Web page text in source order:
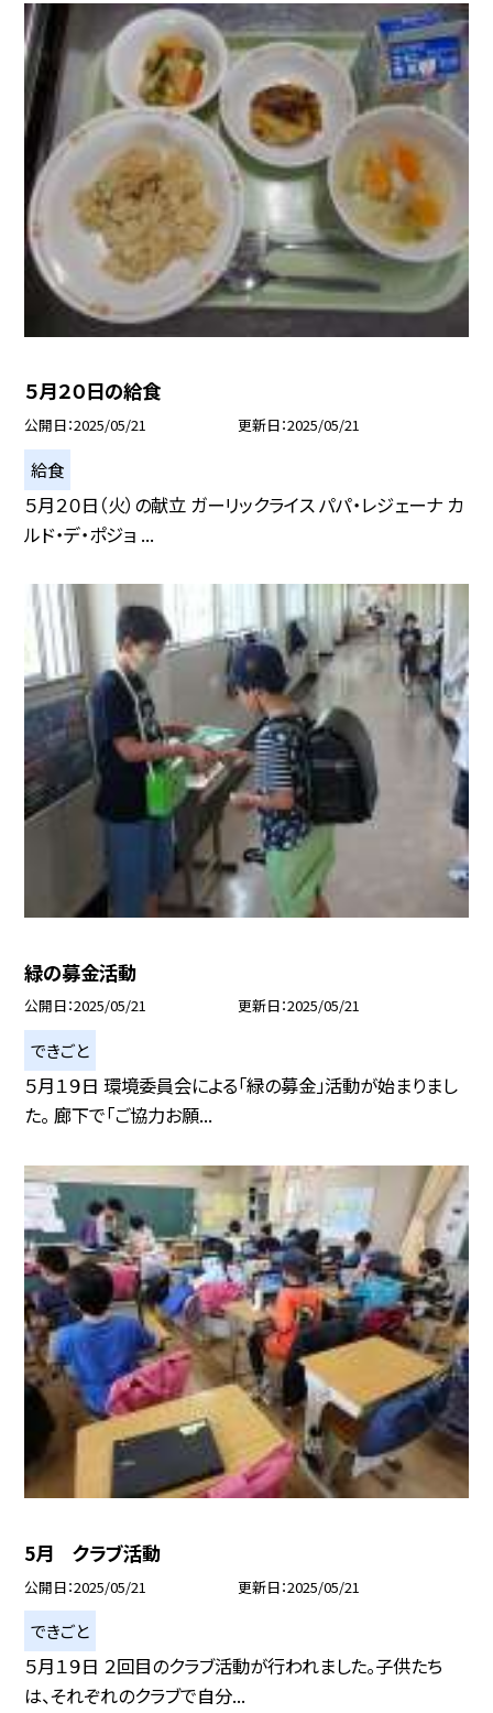
５月２０日の給食
公開日 2025/05/21 更新日 2025/05/21
給食
５月２０日（火）の献立 ガーリックライス パパ・レジェーナ カ
ルド・デ・ポジョ ...
緑の募金活動
公開日 2025/05/21 更新日 2025/05/21
できごと
５月１９日 環境委員会による「緑の募金」活動が始まりまし
た。 廊下で「ご協力お願...
5月 クラブ活動
公開日 2025/05/21 更新日 2025/05/21
できごと
５月１９日 ２回目のクラブ活動が行われました。子供たち
は、それぞれのクラブで自分...